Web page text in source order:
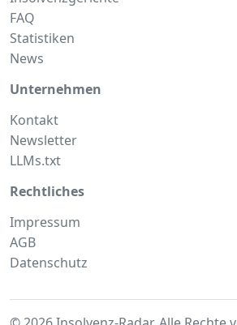
FAQ
Statistiken
News
Unternehmen
Kontakt
Newsletter
LLMs.txt
Rechtliches
Impressum
AGB
Datenschutz